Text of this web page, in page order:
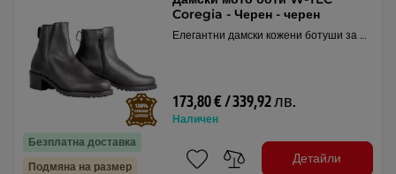
Безплатна доставка
Подмяна на размер
Coregia - Черен - черен
Елегантни дамски кожени ботуши за …
173,80 € / 339,92 лв.
Наличен
Детайли